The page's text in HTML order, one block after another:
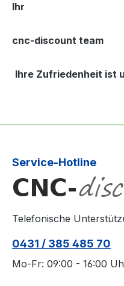
Ihr
cnc-discount team
Ihre Zufriedenheit ist
Service-Hotline
Telefonische
0431 / 385 485 70
Mo-Fr: 09:00 - 16:00